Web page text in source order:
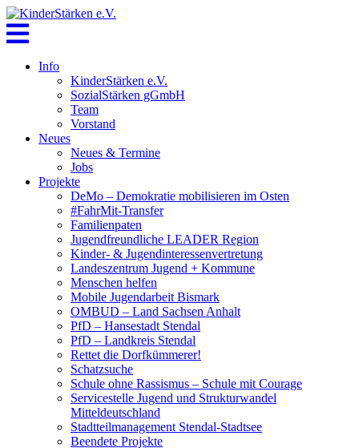
Skip
to
content
Info
KinderStärken e.V.
SozialStärken gGmbH
Team
Vorstand
Neues
Neues & Termine
Jobs
Projekte
DeMo – Demokratie mobilisieren im Osten
#FahrMit-Transfer
Familienpaten
Jugendfreundliche LEADER Region
Kinder- & Jugendinteressenvertretung
Landeszentrum Jugend + Kommune
Menschen helfen
Mobile Jugendarbeit Bismark
OMBUD – Land Sachsen Anhalt
PfD – Hansestadt Stendal
PfD – Landkreis Stendal
Rettet die Dorfkümmerer!
Schatzsuche
Schule ohne Rassismus – Schule mit Courage
Servicestelle Jugend und Strukturwandel
Mitteldeutschland
Stadtteilmanagement Stendal-Stadtsee
Beendete Projekte